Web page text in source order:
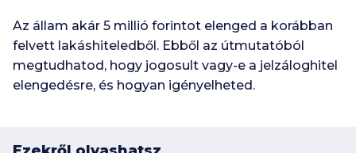
Az állam akár 5 millió forintot elenged a korábban
felvett lakáshiteledből. Ebből az útmutatóból
megtudhatod, hogy jogosult vagy-e a jelzáloghitel
elengedésre, és hogyan igényelheted.